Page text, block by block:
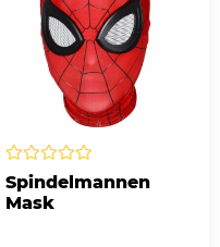
Spindelmannen
Mask